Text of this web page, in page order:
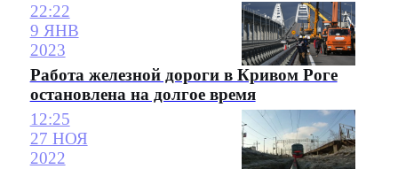
22:22
9 ЯНВ
2023
Работа железной дороги в Кривом Роге
остановлена на долгое время
12:25
27 НОЯ
2022